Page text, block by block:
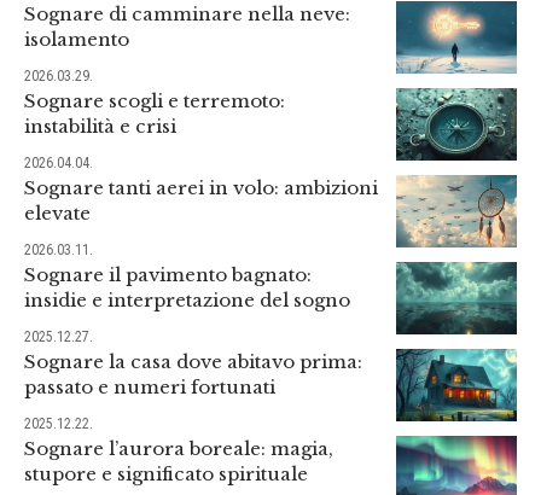
Sognare di camminare nella neve:
isolamento
2026.03.29.
Sognare scogli e terremoto:
instabilità e crisi
2026.04.04.
Sognare tanti aerei in volo: ambizioni
elevate
2026.03.11.
Sognare il pavimento bagnato:
insidie e interpretazione del sogno
2025.12.27.
Sognare la casa dove abitavo prima:
passato e numeri fortunati
2025.12.22.
Sognare l’aurora boreale: magia,
stupore e significato spirituale